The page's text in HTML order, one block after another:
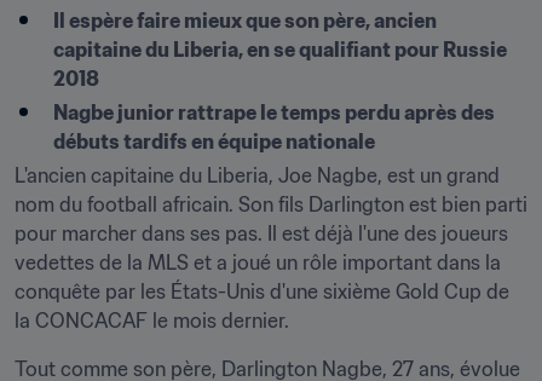
Il espère faire mieux que son père, ancien
capitaine du Liberia, en se qualifiant pour Russie
2018
Nagbe junior rattrape le temps perdu après des
débuts tardifs en équipe nationale
L'ancien capitaine du Liberia, Joe Nagbe, est un grand
nom du football africain. Son fils Darlington est bien parti
pour marcher dans ses pas. Il est déjà l'une des joueurs
vedettes de la MLS et a joué un rôle important dans la
conquête par les États-Unis d'une sixième Gold Cup de
la CONCACAF le mois dernier.
Tout comme son père, Darlington Nagbe, 27 ans, évolue